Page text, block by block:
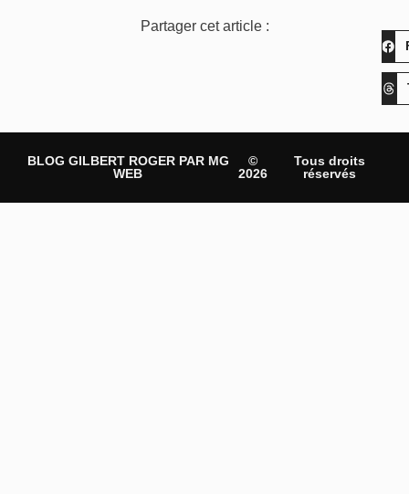
Partager cet article :
BLOG GILBERT ROGER PAR MG
WEB
©
2026
Tous droits
réservés